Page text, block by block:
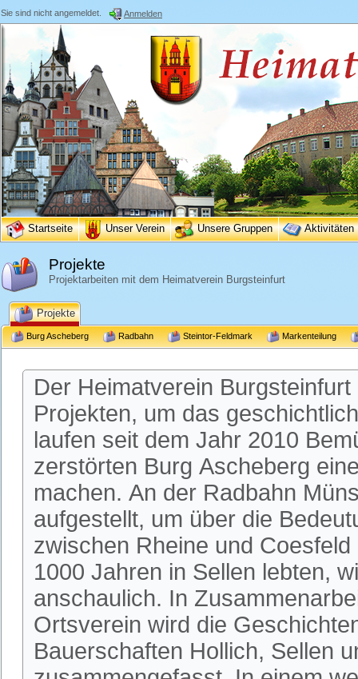
Sie sind nicht angemeldet. Anmelden
Startseite Unser Verein Unsere Gruppen Aktivitäten
Projekte
Projektarbeiten mit dem Heimatverein Burgsteinfurt
Projekte
Burg Ascheberg Radbahn Steintor-Feldmark Markenteilung
Der Heimatverein
Projekten, um das
laufen seit dem Jahr 2010
zerstörten Burg Ascheberg
machen. An der Radbahn
aufgestellt, um über die
zwischen Rheine und
1000 Jahren in Sellen lebten,
anschaulich. In
Ortsverein wird die
Bauerschaften Hollich, Sellen